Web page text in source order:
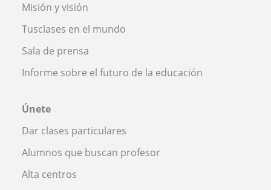
Misión y visión
Tusclases en el mundo
Sala de prensa
Informe sobre el futuro de la educación
Únete
Dar clases particulares
Alumnos que buscan profesor
Alta centros